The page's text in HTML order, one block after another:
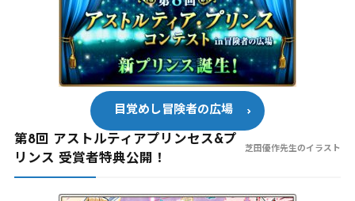
目覚めし冒険者の広場
第8回 アストルティアプリンセス&プ
リンス 受賞者特典公開！
芝田優作先生のイラスト